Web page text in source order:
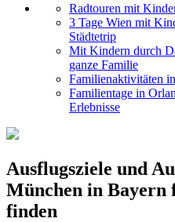
Radtouren mit
3 Tage Wien mit
Städtetrip
Mit Kindern durch
ganze Familie
Familienaktivitäten
Familientage in
Erlebnisse
Ausflugsziele und
München in Bayern
finden